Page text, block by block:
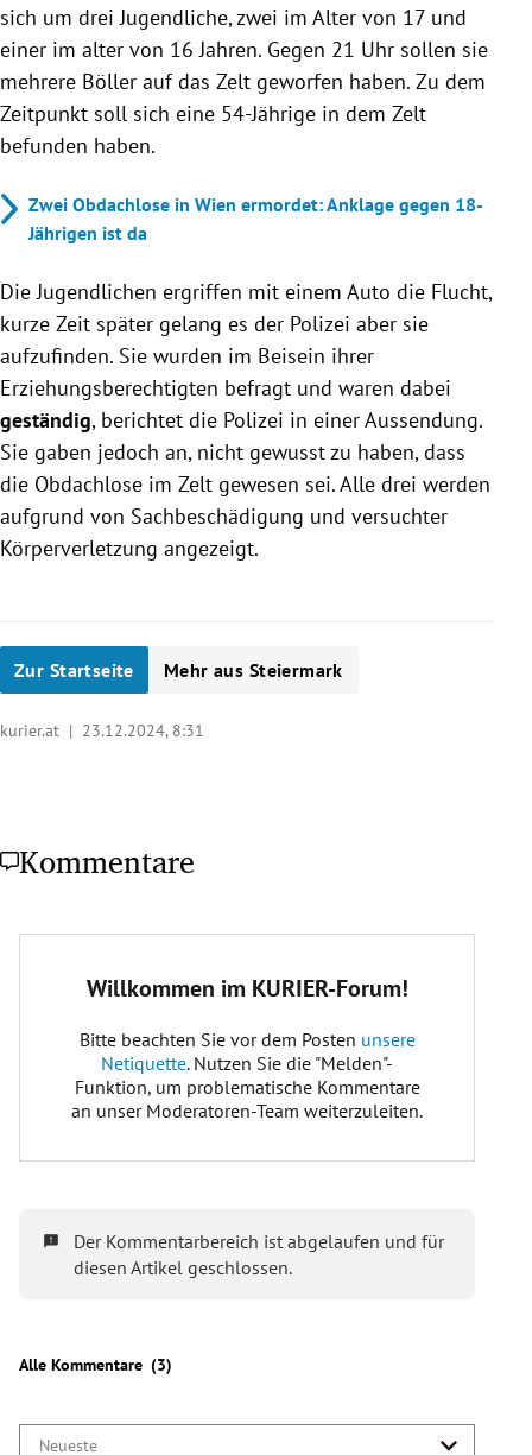
sich um drei Jugendliche, zwei im Alter von 17 und
einer im alter von 16 Jahren. Gegen 21 Uhr sollen sie
mehrere Böller auf das Zelt geworfen haben. Zu dem
Zeitpunkt soll sich eine 54-Jährige in dem Zelt
befunden haben.
Zwei Obdachlose in Wien ermordet: Anklage gegen 18-
Jährigen ist da
Die Jugendlichen ergriffen mit einem Auto die Flucht,
kurze Zeit später gelang es der Polizei aber sie
aufzufinden. Sie wurden im Beisein ihrer
Erziehungsberechtigten befragt und waren dabei
geständig, berichtet die Polizei in einer Aussendung.
Sie gaben jedoch an, nicht gewusst zu haben, dass
die Obdachlose im Zelt gewesen sei. Alle drei werden
aufgrund von Sachbeschädigung und versuchter
Körperverletzung angezeigt.
Zur Startseite Mehr aus Steiermark
kurier.at | 23.12.2024, 8:31
Kommentare